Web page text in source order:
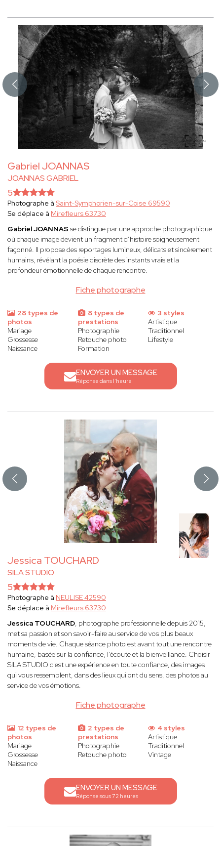
Gabriel JOANNAS
JOANNAS GABRIEL
Fiche photographe
5
Photographe à Saint-Symphorien-sur-Coise 69590
Se déplace à Mirefleurs 63730
Gabriel JOANNAS se distingue par une approche photographique
où chaque image devient un fragment d’histoire soigneusement
façonné. Il propose des reportages lumineux, délicats et sincèrement
humains, révélant la poésie discrète des instants vrais et la
profondeur émotionnelle de chaque rencontre.
28 types de
photos
Mariage
Grossesse
Naissance
8 types de
prestations
Photographie
Retouche photo
Formation
3 styles
Artistique
Traditionnel
Lifestyle
ENVOYER UN MESSAGE
Réponse dans l'heure
Jessica TOUCHARD
SILA STUDIO
Fiche photographe
5
Photographe à NEULISE 42590
Se déplace à Mirefleurs 63730
Jessica TOUCHARD, photographe professionnelle depuis 2015,
met sa passion et son savoir-faire au service de vos plus beaux
moments de vie. Chaque séance photo est avant tout une rencontre
humaine, basée sur la confiance, l’écoute et la bienveillance. Choisir
SILA STUDIO c'est une expérience en toute confiance, des images
qui vous ressemblent, dans des lieux qui ont du sens, des photos au
service de vos émotions.
12 types de
photos
Mariage
Grossesse
Naissance
2 types de
prestations
Photographie
Retouche photo
4 styles
Artistique
Traditionnel
Vintage
ENVOYER UN MESSAGE
Réponse sous 72 heures